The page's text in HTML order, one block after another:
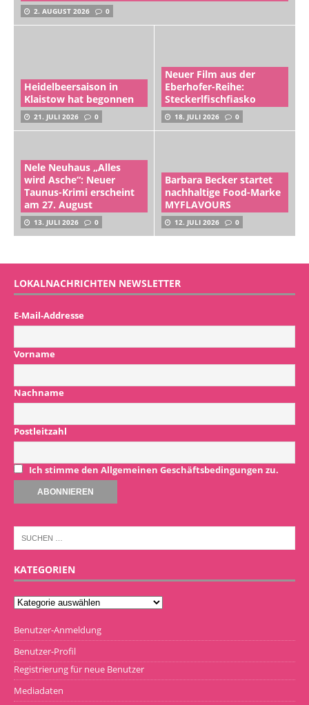
2. AUGUST 2026 0
Heidelbeersaison in
Klaistow hat begonnen
21. JULI 2026 0
Neuer Film aus der
Eberhofer-Reihe:
Steckerlfischfiasko
18. JULI 2026 0
Nele Neuhaus „Alles
wird Asche“: Neuer
Taunus-Krimi erscheint
am 27. August
13. JULI 2026 0
Barbara Becker startet
nachhaltige Food-Marke
MYFLAVOURS
12. JULI 2026 0
LOKALNACHRICHTEN NEWSLETTER
E-Mail-Addresse
Vorname
Nachname
Postleitzahl
Ich stimme den Allgemeinen Geschäftsbedingungen zu.
KATEGORIEN
Benutzer-Anmeldung
Benutzer-Profil
Registrierung für neue Benutzer
Mediadaten